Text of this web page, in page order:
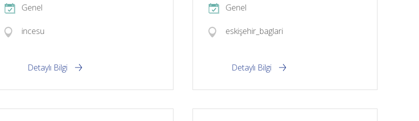
Genel
incesu
Detaylı Bilgi
Genel
eskişehir_baglari
Detaylı Bilgi